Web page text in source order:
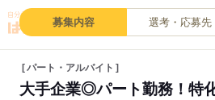
募集内容 選考・応募先
パート・アルバイト
大手企業◎パート勤務！特